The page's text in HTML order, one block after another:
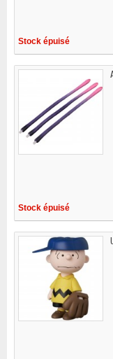
Stock épuisé
Stock épuisé